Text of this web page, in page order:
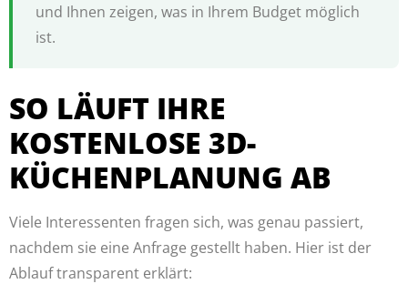
und Ihnen zeigen, was in Ihrem Budget möglich
ist.
SO LÄUFT IHRE
KOSTENLOSE 3D-
KÜCHENPLANUNG AB
Viele Interessenten fragen sich, was genau passiert,
nachdem sie eine Anfrage gestellt haben. Hier ist der
Ablauf transparent erklärt: